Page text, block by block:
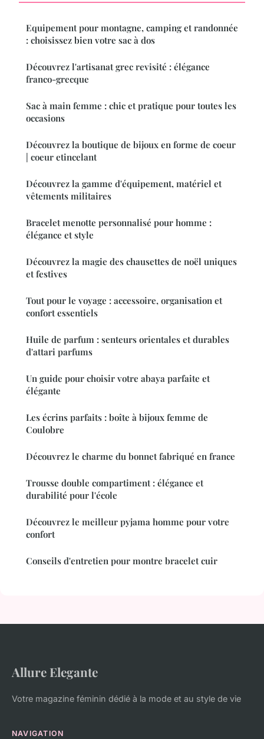
Equipement pour montagne, camping et randonnée
: choisissez bien votre sac à dos
Découvrez l'artisanat grec revisité : élégance
franco-grecque
Sac à main femme : chic et pratique pour toutes les
occasions
Découvrez la boutique de bijoux en forme de coeur
| coeur etincelant
Découvrez la gamme d'équipement, matériel et
vêtements militaires
Bracelet menotte personnalisé pour homme :
élégance et style
Découvrez la magie des chausettes de noël uniques
et festives
Tout pour le voyage : accessoire, organisation et
confort essentiels
Huile de parfum : senteurs orientales et durables
d'attari parfums
Un guide pour choisir votre abaya parfaite et
élégante
Les écrins parfaits : boîte à bijoux femme de
Coulobre
Découvrez le charme du bonnet fabriqué en france
Trousse double compartiment : élégance et
durabilité pour l'école
Découvrez le meilleur pyjama homme pour votre
confort
Conseils d'entretien pour montre bracelet cuir
Allure Elegante
Votre magazine féminin dédié à la mode et au style de vie
NAVIGATION